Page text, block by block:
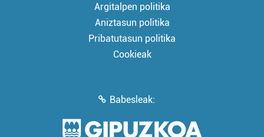
Argitalpen politika
Aniztasun politika
Pribatutasun politika
Cookieak
Babesleak: